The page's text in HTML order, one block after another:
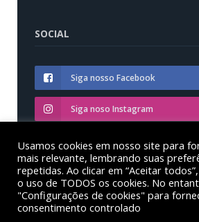
SOCIAL
Siga nosso Facebook
Siga noso Instagram
Siga nosso YouTube
© Sinditest – Sindicato dos
Usamos cookies em nosso site para
mais relevante, lembrando suas
repetidas. Ao clicar em “Aceitar
o uso de TODOS os cookies. No
"Configurações de cookies" para
consentimento controlado